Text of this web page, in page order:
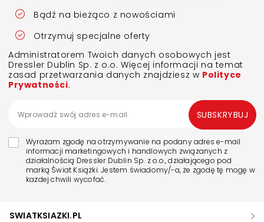
Bądź na bieżąco z nowościami
Otrzymuj specjalne oferty
Administratorem Twoich danych osobowych jest
Dressler Dublin Sp. z o.o. Więcej informacji na temat
zasad przetwarzania danych znajdziesz w Polityce
Prywatności.
Wyrażam zgodę na otrzymywanie na podany adres e-mail
informacji marketingowych i handlowych związanych z
działalnością Dressler Dublin Sp. z o.o., działającego pod
marką Świat Książki. Jestem świadomy/-a, że zgodę tę mogę w
każdej chwili wycofać.
SUBSKRYBUJ
SWIATKSIAZKI.PL